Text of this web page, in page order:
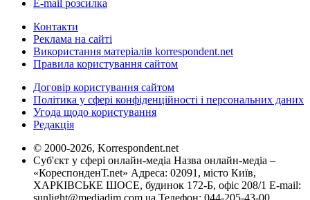
E-mail розсилка
Контакти
Реклама на сайті
Використання матеріалів korrespondent.net
Правила користування сайтом
Договір користування сайтом
Політика у сфері конфіденційності і персональних даних
Угода щодо користування
Редакція
© 2000-2026, Korrespondent.net
Суб'єкт у сфері онлайн-медіа Назва онлайн-медіа –
«КореспонденТ.net» Адреса: 02091, місто Київ,
ХАРКІВСЬКЕ ШОСЕ, будинок 172-Б, офіс 208/1 E-mail:
sunlight@mediadim.com.ua Телефон: 044-205-43-00